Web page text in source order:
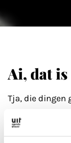
Ai, dat
Tja, die dingen
gewoon even